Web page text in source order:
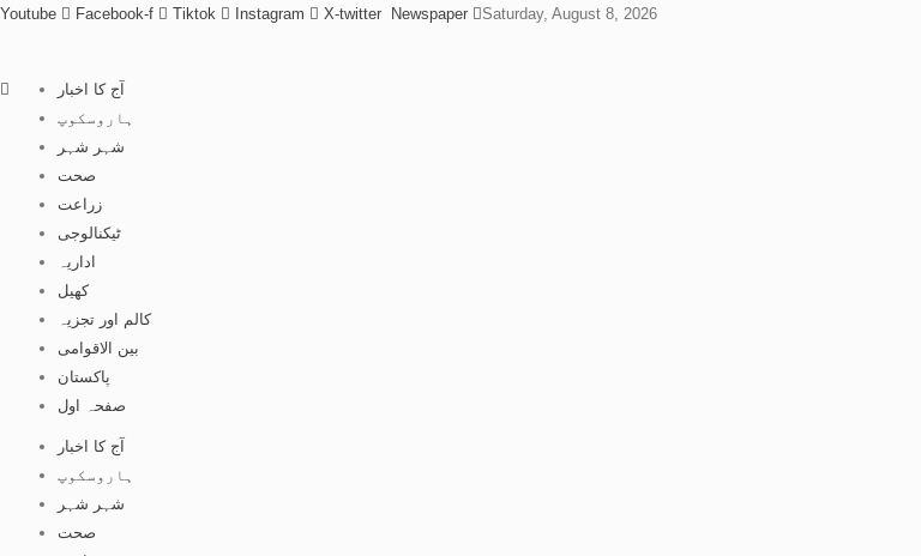
Youtube Facebook-f Tiktok Instagram X-twitter Newspaper Saturday, August 8, 2026
آج کا اخبار
ہاروسکوپ
شہر شہر
صحت
زراعت
ٹیکنالوجی
اداریہ
کھیل
کالم اور تجزیہ
بین الاقوامی
پاکستان
صفحہ اول
آج کا اخبار
ہاروسکوپ
شہر شہر
صحت